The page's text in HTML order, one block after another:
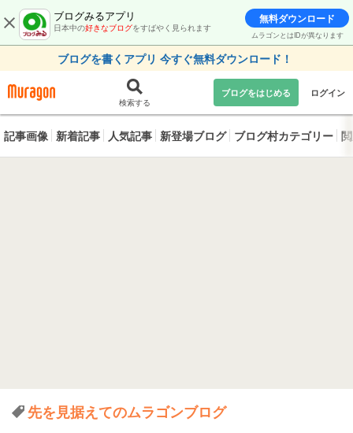
ブログみるアプリ
日本中の好きなブログをすばやく見られます
無料ダウンロード
ムラゴンとはIDが異なります
ブログを書くアプリ 今すぐ無料ダウンロード！
検索する
ブログをはじめる ログイン
記事画像 新着記事 人気記事 新登場ブログ ブログ村カテゴリー
先を見据えてのムラゴンブログ